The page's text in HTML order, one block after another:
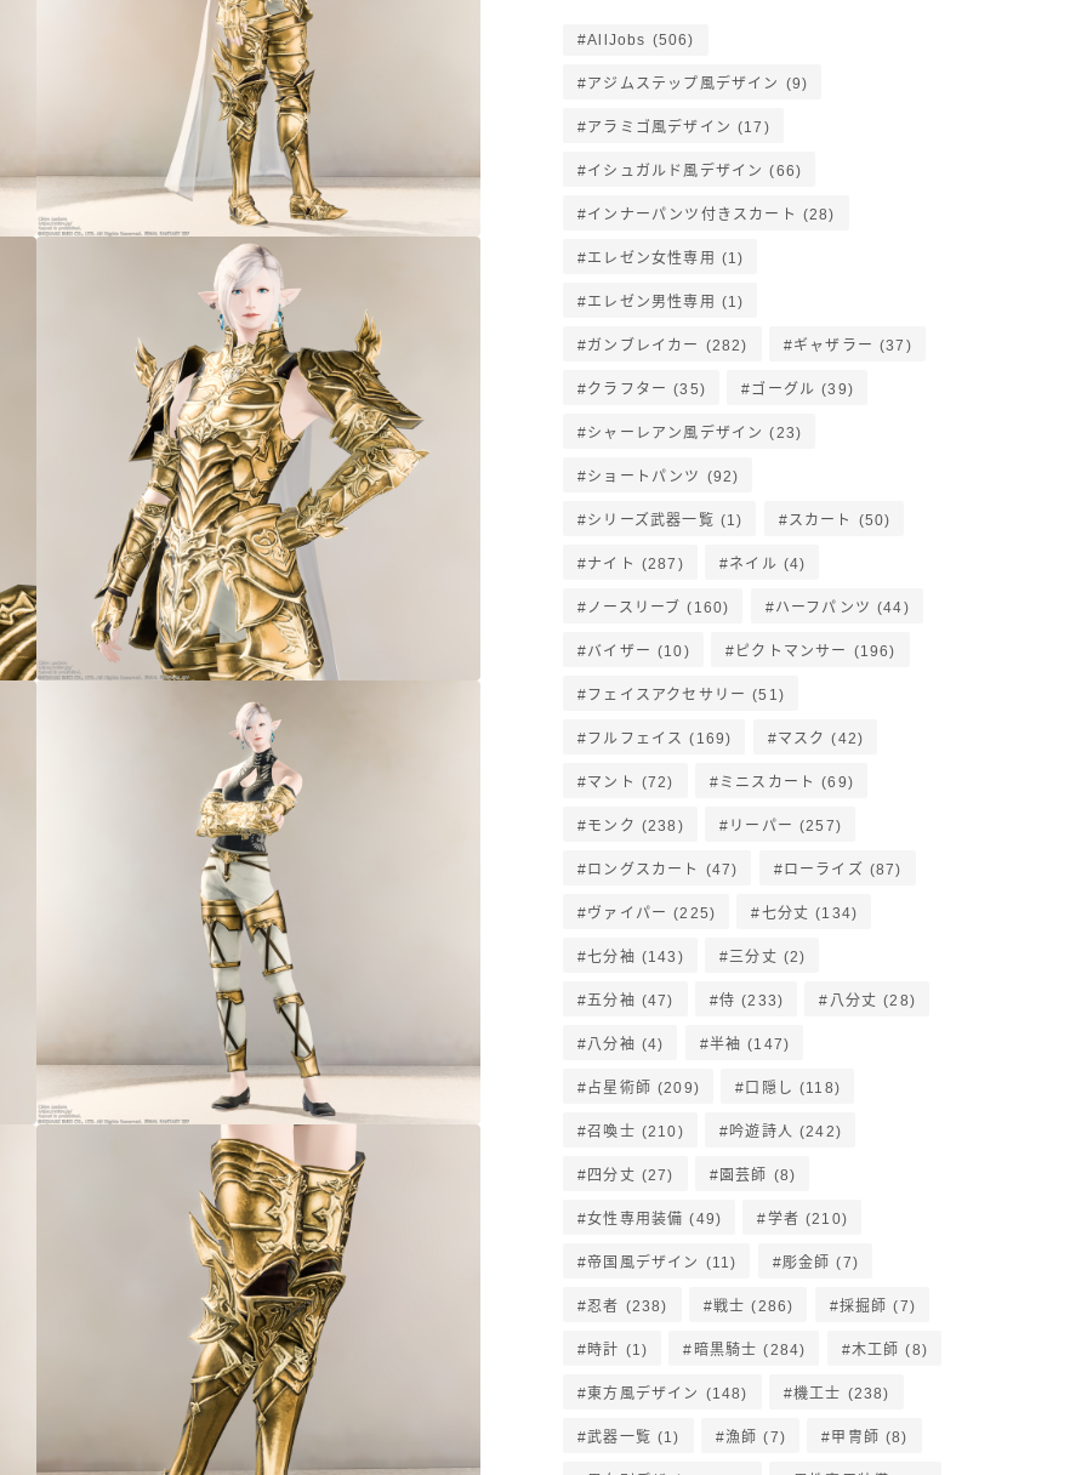
AllJobs (506)
アジムステップ風デザイン (9)
アラミゴ風デザイン (17)
イシュガルド風デザイン (66)
インナーパンツ付きスカート (28)
エレゼン女性専用 (1)
エレゼン男性専用 (1)
ガンブレイカー (282) ギャザラー (37)
クラフター (35) ゴーグル (39)
シャーレアン風デザイン (23)
ショートパンツ (92)
シリーズ武器一覧 (1) スカート (50)
ナイト (287) ネイル (4)
ノースリーブ (160) ハーフパンツ (44)
バイザー (10) ピクトマンサー (196)
フェイスアクセサリー (51)
フルフェイス (169) マスク (42)
マント (72) ミニスカート (69)
モンク (238) リーパー (257)
ロングスカート (47) ローライズ (87)
ヴァイパー (225) 七分丈 (134)
七分袖 (143) 三分丈 (2)
五分袖 (47) 侍 (233) 八分丈 (28)
八分袖 (4) 半袖 (147)
占星術師 (209) 口隠し (118)
召喚士 (210) 吟遊詩人 (242)
四分丈 (27) 園芸師 (8)
女性専用装備 (49) 学者 (210)
帝国風デザイン (11) 彫金師 (7)
忍者 (238) 戦士 (286) 採掘師 (7)
時計 (1) 暗黒騎士 (284) 木工師 (8)
東方風デザイン (148) 機工士 (238)
武器一覧 (1) 漁師 (7) 甲冑師 (8)